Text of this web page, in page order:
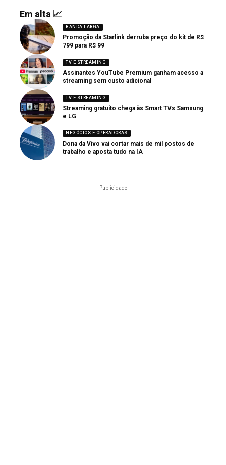
Em alta 📈
BANDA LARGA
Promoção da Starlink derruba preço do kit de R$
799 para R$ 99
TV E STREAMING
Assinantes YouTube Premium ganham acesso a
streaming sem custo adicional
TV E STREAMING
Streaming gratuito chega às Smart TVs Samsung
e LG
NEGÓCIOS E OPERADORAS
Dona da Vivo vai cortar mais de mil postos de
trabalho e aposta tudo na IA
- Publicidade -